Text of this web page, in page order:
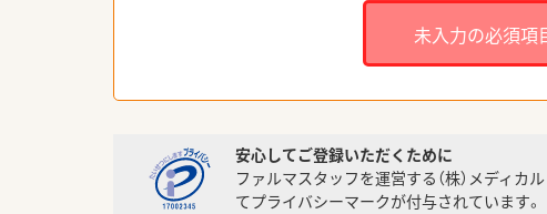
未入力の必須項
安心してご登録いただくために
ファルマスタッフを運営する（株）メディ
てプライバシーマークが付与されています。